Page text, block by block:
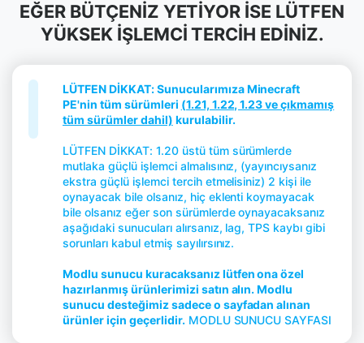
EĞER BÜTÇENİZ YETİYOR İSE LÜTFEN
YÜKSEK İŞLEMCİ TERCİH EDİNİZ.
LÜTFEN DİKKAT: Sunucularımıza Minecraft
PE'nin tüm sürümleri (1.21, 1.22, 1.23 ve çıkmamış
tüm sürümler dahil) kurulabilir.
LÜTFEN DİKKAT: 1.20 üstü tüm sürümlerde
mutlaka güçlü işlemci almalısınız, (yayıncıysanız
ekstra güçlü işlemci tercih etmelisiniz) 2 kişi ile
oynayacak bile olsanız, hiç eklenti koymayacak
bile olsanız eğer son sürümlerde oynayacaksanız
aşağıdaki sunucuları alırsanız, lag, TPS kaybı gibi
sorunları kabul etmiş sayılırsınız.
Modlu sunucu kuracaksanız lütfen ona özel
hazırlanmış ürünlerimizi satın alın. Modlu
sunucu desteğimiz sadece o sayfadan alınan
ürünler için geçerlidir. MODLU SUNUCU SAYFASI